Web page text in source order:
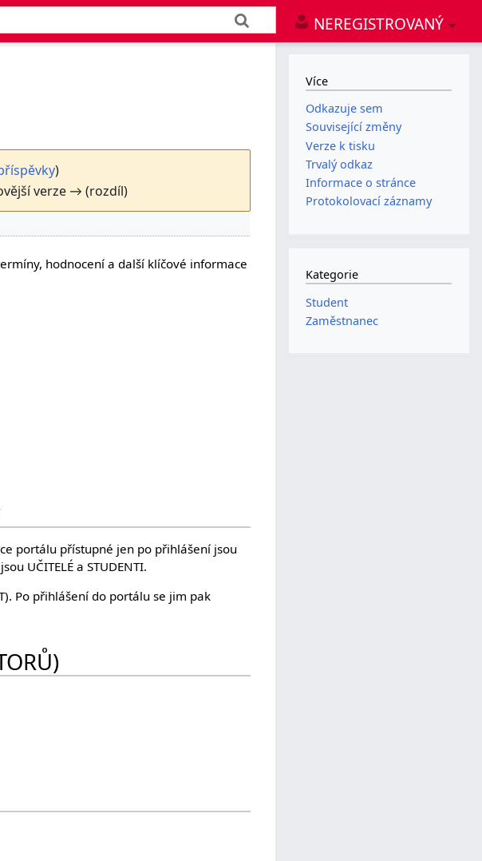
NEREGISTROVANÝ
)
verze → (rozdíl)
hodnocení a další klíčové informace
portálu přístupné jen po přihlášení jsou
UČITELÉ a STUDENTI.
Po přihlášení do portálu se jim pak
Více
Odkazuje sem
Související změny
Verze k tisku
Trvalý odkaz
Informace o stránce
Protokolovací záznamy
Kategorie
Student
Zaměstnanec